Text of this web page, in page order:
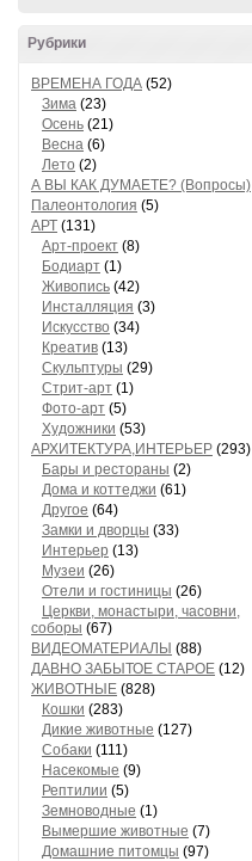
Рубрики
ВРЕМЕНА ГОДА (52)
Зима (23)
Осень (21)
Весна (6)
Лето (2)
А ВЫ КАК ДУМАЕТЕ? (Вопросы)
Палеонтология (5)
АРТ (131)
Арт-проект (8)
Бодиарт (1)
Живопись (42)
Инсталляция (3)
Искусство (34)
Креатив (13)
Скульптуры (29)
Стрит-арт (1)
Фото-арт (5)
Художники (53)
АРХИТЕКТУРА,ИНТЕРЬЕР (293)
Бары и рестораны (2)
Дома и коттеджи (61)
Другое (64)
Замки и дворцы (33)
Интерьер (13)
Музеи (26)
Отели и гостиницы (26)
Церкви, монастыри, часовни,
соборы (67)
ВИДЕОМАТЕРИАЛЫ (88)
ДАВНО ЗАБЫТОЕ СТАРОЕ (12)
ЖИВОТНЫЕ (828)
Кошки (283)
Дикие животные (127)
Собаки (111)
Насекомые (9)
Рептилии (5)
Земноводные (1)
Вымершие животные (7)
Домашние питомцы (97)